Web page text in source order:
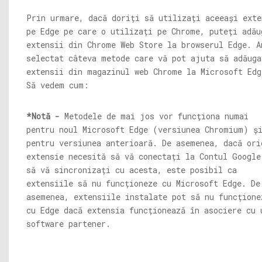
Prin urmare, dacă doriți să utilizați aceeași
pe Edge pe care o utilizați pe Chrome, puteți
extensii din Chrome Web Store la browserul Edge.
selectat câteva metode care vă pot ajuta să
extensii din magazinul web Chrome la Microsoft
Să vedem cum:
*Notă - Metodele de mai jos vor funcționa numai
pentru noul Microsoft Edge (versiunea Chromium)
pentru versiunea anterioară. De asemenea, dacă
extensie necesită să vă conectați la Contul
să vă sincronizați cu acesta, este posibil ca
extensiile să nu funcționeze cu Microsoft Edge. De
asemenea, extensiile instalate pot să nu
cu Edge dacă extensia funcționează în asociere cu
software partener.